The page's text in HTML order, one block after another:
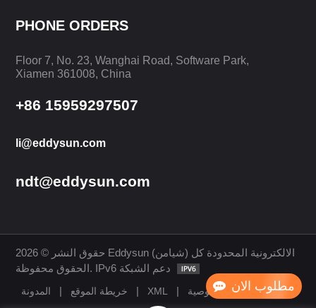
مطلوب الان
يتعلم أكثر
PHONE ORDERS
Floor 7, No. 23, Wanghai Road, Software Park,
Xiamen 361008, China
+86 15959297507
li@eddysun.com
ndt@eddysun.com
حقوق النشر © 2026 Eddysun (شيامن) الالكترونية المحدودة كل
المدونة | خريطة الموقع | XML | سياسة الخصوصية